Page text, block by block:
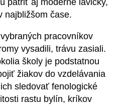
patriť aj moderné lavičky,
najbližšom čase.
pracovníkov
vysadili, trávu zasiali.
školy je podstatnou
žiakov do vzdelávania
sledovať fenologické
rastu bylín, kríkov